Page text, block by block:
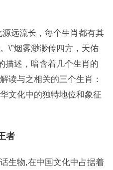
远流长，每个生肖都有其
\”烟雾渺渺传四方，天佑
描述，暗含着几个生肖的
读与之相关的三个生肖：
文化中的独特地位和象征
者
生物,在中国文化中占据着